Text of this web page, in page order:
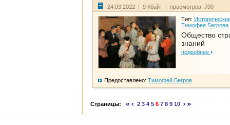
24.03.2022 | 9 Кбайт | просмотров: 700
Тип:
Тимофея Бегрова
Общество
знаний
подробнее
Предоставлено: Тимофей Бегров
Страницы: 2 3 4 5 6 7 8 9 10